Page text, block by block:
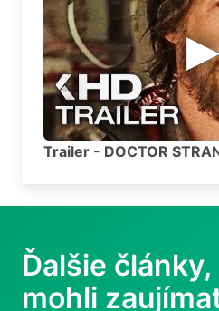
Trailer - DOCTOR
Ďalšie
mohli